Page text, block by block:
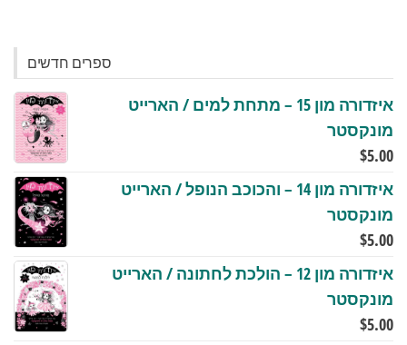
ספרים חדשים
איזדורה מון 15 – מתחת למים / הארייט
מונקסטר
$5.00
איזדורה מון 14 – והכוכב הנופל / הארייט
מונקסטר
$5.00
איזדורה מון 12 – הולכת לחתונה / הארייט
מונקסטר
$5.00